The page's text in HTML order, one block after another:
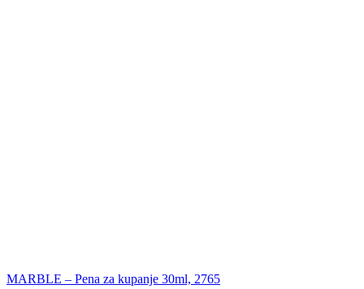
MARBLE – Pena za kupanje 30ml, 2765